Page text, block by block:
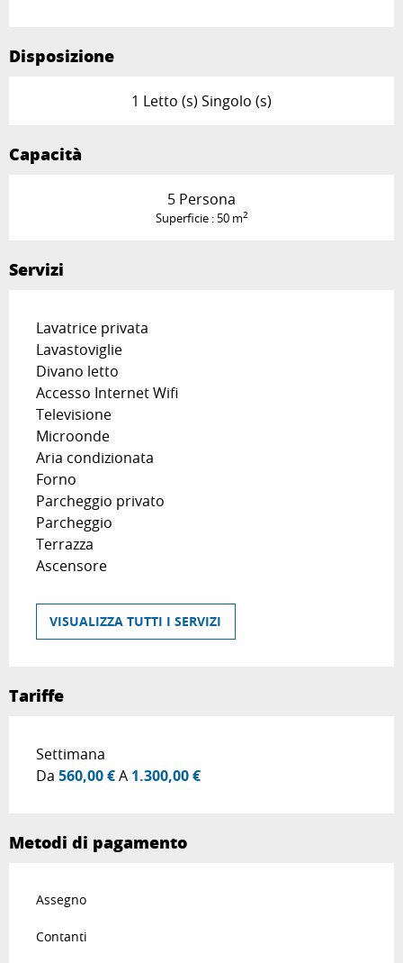
Disposizione
1 Letto (s) Singolo (s)
Capacità
5 Persona
Superficie : 50 m2
Servizi
Lavatrice privata
Lavastoviglie
Divano letto
Accesso Internet Wifi
Televisione
Microonde
Aria condizionata
Forno
Parcheggio privato
Parcheggio
Terrazza
Ascensore
VISUALIZZA TUTTI I SERVIZI
Tariffe
Tariffe 2026
Settimana
Da 560,00 €A 1.300,00 €
Metodi di pagamento
Assegno
Contanti